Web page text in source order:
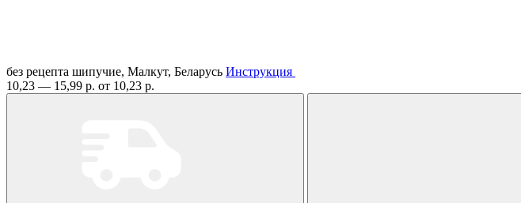
без рецепта шипучие, Малкут, Беларусь Инструкция
10,23 — 15,99 р. от 10,23 р.